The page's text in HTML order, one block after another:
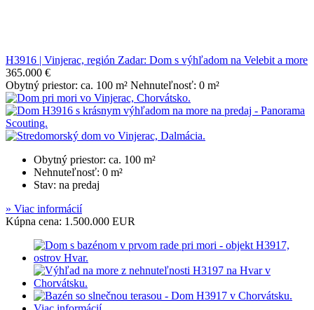
H3916 | Vinjerac, región Zadar: Dom s výhľadom na Velebit a more
365.000 €
Obytný priestor: ca. 100 m² Nehnuteľnosť: 0 m²
Obytný priestor: ca. 100 m²
Nehnuteľnosť: 0 m²
Stav: na predaj
» Viac informácií
Kúpna cena: 1.500.000 EUR